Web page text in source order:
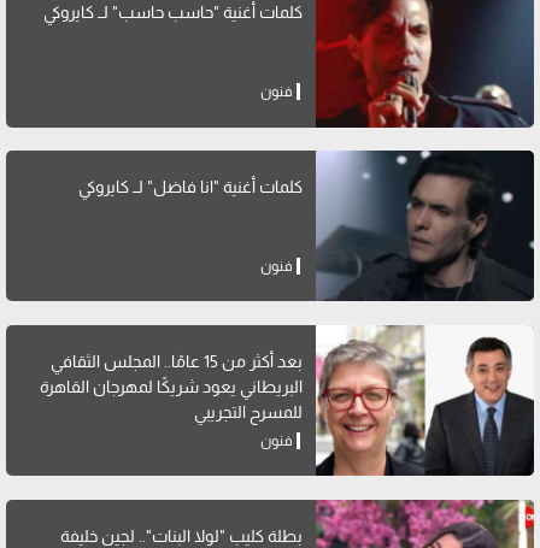
كلمات أغنية "حاسب حاسب" لــ كايروكي
فنون
كلمات أغنية "انا فاضل" لــ كايروكي
فنون
بعد أكثر من 15 عامًا.. المجلس الثقافي
البريطاني يعود شريكًا لمهرجان القاهرة
للمسرح التجريبي
فنون
بطلة كليب "لولا البنات".. لجين خليفة